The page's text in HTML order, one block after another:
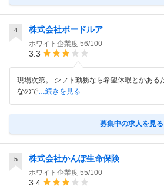
4 株式会社ボードルア
ホワイト企業度 56/100
3.3
現場次第。 シフト勤務なら希望休暇とかある
なので…続きを見る
募集中の求人を見る
5 株式会社かんぽ生命保険
ホワイト企業度 55/100
3.4